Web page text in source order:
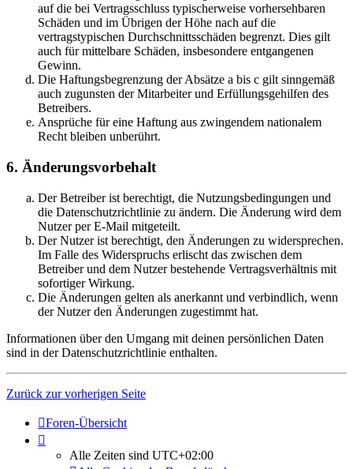
auf die bei Vertragsschluss typischerweise vorhersehbaren
Schäden und im Übrigen der Höhe nach auf die
vertragstypischen Durchschnittsschäden begrenzt. Dies gilt
auch für mittelbare Schäden, insbesondere entgangenen
Gewinn.
Die Haftungsbegrenzung der Absätze a bis c gilt sinngemäß
auch zugunsten der Mitarbeiter und Erfüllungsgehilfen des
Betreibers.
Ansprüche für eine Haftung aus zwingendem nationalem
Recht bleiben unberührt.
6. Änderungsvorbehalt
Der Betreiber ist berechtigt, die Nutzungsbedingungen und
die Datenschutzrichtlinie zu ändern. Die Änderung wird dem
Nutzer per E-Mail mitgeteilt.
Der Nutzer ist berechtigt, den Änderungen zu widersprechen.
Im Falle des Widerspruchs erlischt das zwischen dem
Betreiber und dem Nutzer bestehende Vertragsverhältnis mit
sofortiger Wirkung.
Die Änderungen gelten als anerkannt und verbindlich, wenn
der Nutzer den Änderungen zugestimmt hat.
Informationen über den Umgang mit deinen persönlichen Daten
sind in der Datenschutzrichtlinie enthalten.
Zurück zur vorherigen Seite
Foren-Übersicht
Alle Zeiten sind UTC+02:00